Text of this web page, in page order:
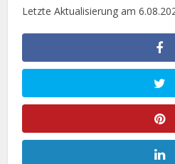
Letzte Aktualisierung am